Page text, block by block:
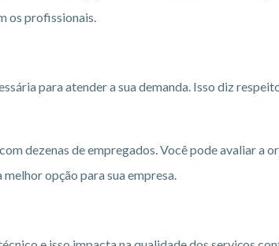
os profissionais.
para atender a sua demanda. Isso diz
dezenas de empregados. Você pode avaliar a
opção para sua empresa.